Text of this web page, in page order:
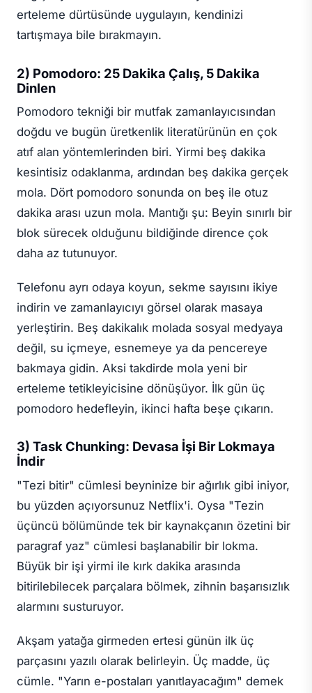
erteleme dürtüsünde uygulayın, kendinizi
tartışmaya bile bırakmayın.
2) Pomodoro: 25 Dakika Çalış, 5 Dakika
Dinlen
Pomodoro tekniği bir mutfak zamanlayıcısından
doğdu ve bugün üretkenlik literatürünün en çok
atıf alan yöntemlerinden biri. Yirmi beş dakika
kesintisiz odaklanma, ardından beş dakika gerçek
mola. Dört pomodoro sonunda on beş ile otuz
dakika arası uzun mola. Mantığı şu: Beyin sınırlı bir
blok sürecek olduğunu bildiğinde dirence çok
daha az tutunuyor.
Telefonu ayrı odaya koyun, sekme sayısını ikiye
indirin ve zamanlayıcıyı görsel olarak masaya
yerleştirin. Beş dakikalık molada sosyal medyaya
değil, su içmeye, esnemeye ya da pencereye
bakmaya gidin. Aksi takdirde mola yeni bir
erteleme tetikleyicisine dönüşüyor. İlk gün üç
pomodoro hedefleyin, ikinci hafta beşe çıkarın.
3) Task Chunking: Devasa İşi Bir Lokmaya
İndir
"Tezi bitir" cümlesi beyninize bir ağırlık gibi iniyor,
bu yüzden açıyorsunuz Netflix'i. Oysa "Tezin
üçüncü bölümünde tek bir kaynakçanın özetini bir
paragraf yaz" cümlesi başlanabilir bir lokma.
Büyük bir işi yirmi ile kırk dakika arasında
bitirilebilecek parçalara bölmek, zihnin başarısızlık
alarmını susturuyor.
Akşam yatağa girmeden ertesi günün ilk üç
parçasını yazılı olarak belirleyin. Üç madde, üç
cümle. "Yarın e-postaları yanıtlayacağım" demek